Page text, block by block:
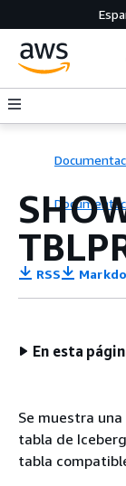
RSS
En esta
Se muestra
tabla de
tabla